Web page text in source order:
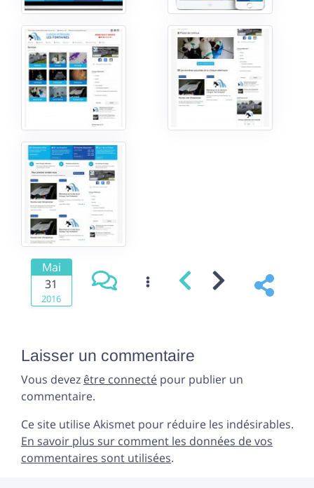
Mai
31
2016
Laisser un commentaire
Vous devez être connecté pour publier un
commentaire.
Ce site utilise Akismet pour réduire les indésirables.
En savoir plus sur comment les données de vos
commentaires sont utilisées.